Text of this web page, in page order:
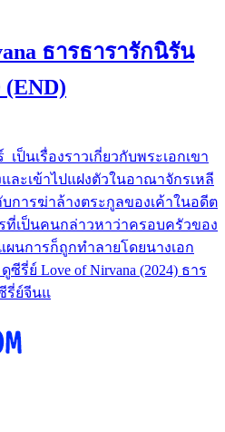
ธารธารารักนิรัน
(END)
ป็นเรื่องราวเกี่ยวกับพระเอกเขา
ละเข้าไปแฝงตัวในอาณาจักรเหลี
บการฆ่าล้างตระกูลของเค้าในอดีต
ที่เป็นคนกล่าวหาว่าครอบครัวของ
นการก็ถูกทำลายโดยนางเอก
รี่ย์ Love of Nirvana (2024) ธาร
รี่ย์จีนแ